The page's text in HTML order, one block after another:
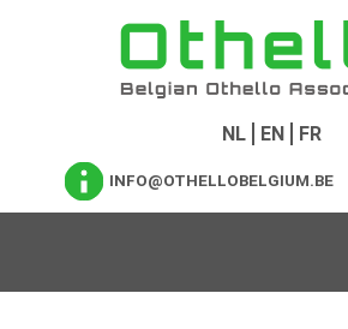
NL EN FR
INFO@OTHELLOBELGIUM.BE